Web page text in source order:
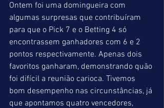
Ontem foi uma domingueira com
algumas surpresas que contribuíram
para que o Pick 7 e o Betting 4 só
encontrassem ganhadores com 6 e 2
pontos respectivamente. Apenas dois
favoritos ganharam, demonstrando quão
foi difícil a reunião carioca. Tivemos
bom desempenho nas circunstâncias, já
que apontamos quatro vencedores,